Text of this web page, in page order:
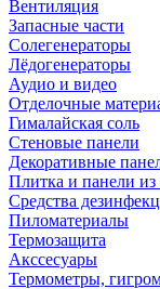
Вентиляция
Запасные части
Солегенераторы
Лёдогенераторы
Аудио и видео
Отделочные
Гималайская соль
Стеновые панели
Декоративные
Плитка и панели из
Средства
Пиломатериалы
Термозащита
Аксcесуары
Термометры,